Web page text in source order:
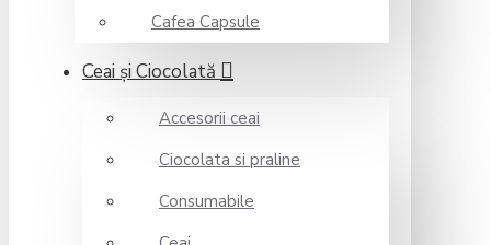
Cafea Capsule
Ceai şi Ciocolată
Accesorii ceai
Ciocolata si praline
Consumabile